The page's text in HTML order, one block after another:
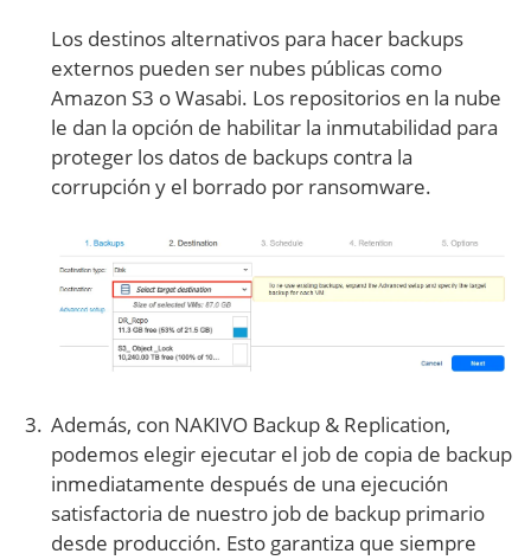
Los destinos alternativos para hacer backups
externos pueden ser nubes públicas como
Amazon S3 o Wasabi. Los repositorios en la nube
le dan la opción de habilitar la inmutabilidad para
proteger los datos de backups contra la
corrupción y el borrado por ransomware.
Además, con NAKIVO Backup & Replication,
podemos elegir ejecutar el job de copia de backup
inmediatamente después de una ejecución
satisfactoria de nuestro job de backup primario
desde producción. Esto garantiza que siempre